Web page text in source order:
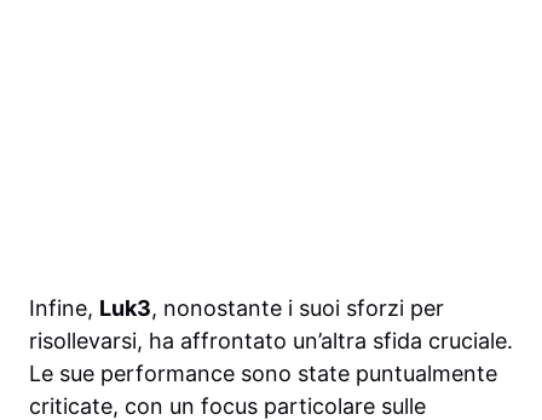
Infine, Luk3, nonostante i suoi sforzi per
risollevarsi, ha affrontato un’altra sfida cruciale.
Le sue performance sono state puntualmente
criticate, con un focus particolare sulle